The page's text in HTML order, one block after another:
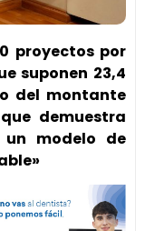
proyectos por
suponen 23,4
del montante
demuestra
un modelo de